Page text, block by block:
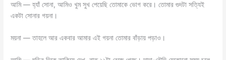
আমি — হ্যাঁ সোনা, আমিও খুম সুখ পেয়েছি তোমাকে ভোগ করে। তোমার গুদটা সত্যি‌ই
একটা সোনার গয়না।
ময়না — তাহলে আর‌ একবার আমার এই গয়না তোমার বাঁড়ায় পড়াও।